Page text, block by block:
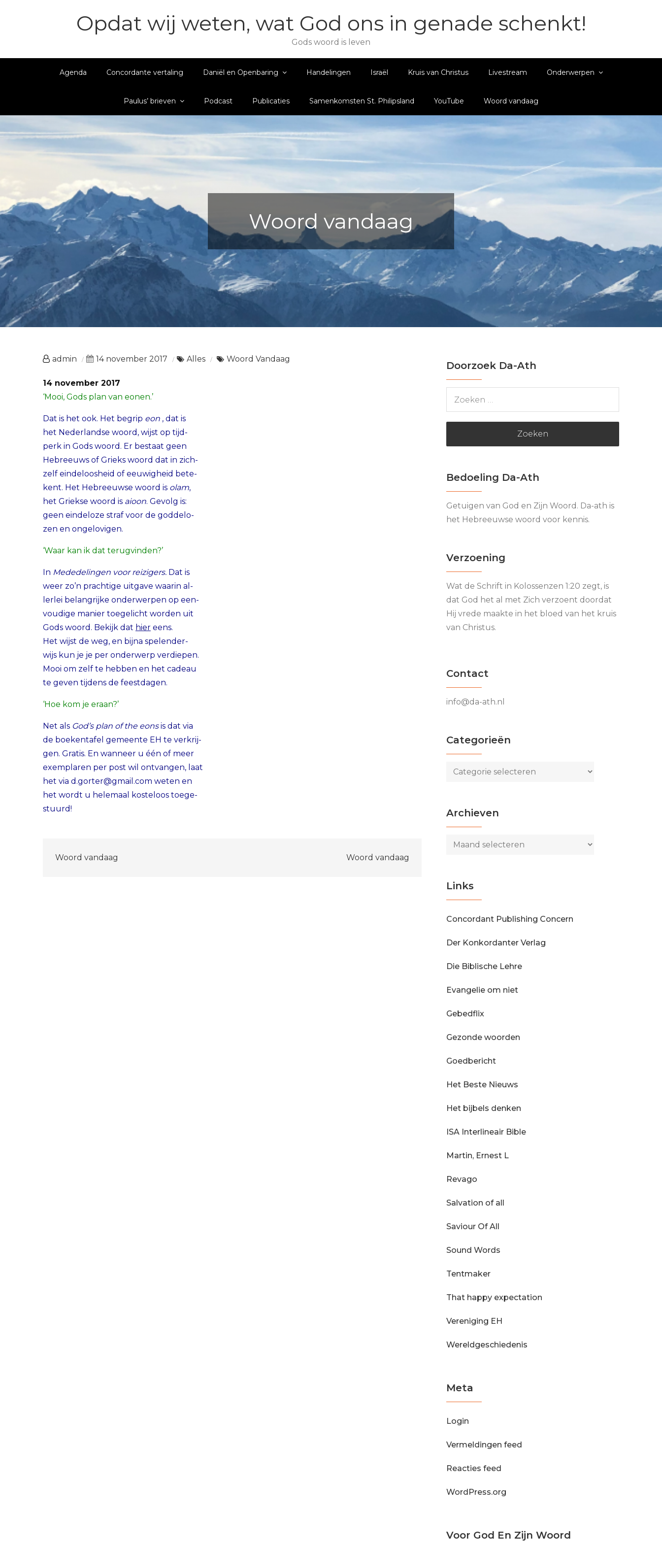
Opdat wij weten, wat God ons in genade schenkt!
Gods woord is leven
Agenda Concordante vertaling Daniël en Openbaring Handelingen Israël Kruis van Christus Livestream Onderwerpen
Paulus’ brieven Podcast Publicaties Samenkomsten St. Philipsland YouTube Woord vandaag
Woord vandaag
admin 14 november 2017 Alles Woord Vandaag
14 november 2017
‘Mooi, Gods plan van eonen.’
Dat is het ook. Het begrip eon , dat is
het Nederlandse woord, wijst op tijd-
perk in Gods woord. Er bestaat geen
Hebreeuws of Grieks woord dat in zich-
zelf eindeloosheid of eeuwigheid bete-
kent. Het Hebreeuwse woord is olam,
het Griekse woord is aioon. Gevolg is:
geen eindeloze straf voor de goddelo-
zen en ongelovigen.
‘Waar kan ik dat terugvinden?’
In Mededelingen voor reizigers. Dat is
weer zo’n prachtige uitgave waarin al-
lerlei belangrijke onderwerpen op een-
voudige manier toegelicht worden uit
Gods woord. Bekijk dat hier eens.
Het wijst de weg, en bijna spelender-
wijs kun je je per onderwerp verdiepen.
Mooi om zelf te hebben en het cadeau
te geven tijdens de feestdagen.
‘Hoe kom je eraan?’
Net als God’s plan of the eonsis dat via
de boekentafel gemeente EH te verkrij-
gen. Gratis. En wanneer u één of meer
exemplaren per post wil ontvangen, laat
het via d.gorter@gmail.com weten en
het wordt u helemaal kosteloos toege-
stuurd!
Bericht
Woord vandaag Woord vandaag
Doorzoek Da-Ath
Bedoeling Da-Ath
Getuigen van God en Zijn Woord. Da-ath is
het Hebreeuwse woord voor kennis.
Verzoening
Wat de Schrift in Kolossenzen 1:20 zegt, is
dat God het al met Zich verzoent doordat
Hij vrede maakte in het bloed van het kruis
van Christus.
Contact
info@da-ath.nl
Categorieën
Categorieën
Archieven
Archieven
Links
Concordant Publishing Concern
Der Konkordanter Verlag
Die Biblische Lehre
Evangelie om niet
Gebedflix
Gezonde woorden
Goedbericht
Het Beste Nieuws
Het bijbels denken
ISA Interlineair Bible
Martin, Ernest L
Revago
Salvation of all
Saviour Of All
Sound Words
Tentmaker
That happy expectation
Vereniging EH
Wereldgeschiedenis
Meta
Login
Vermeldingen feed
Reacties feed
WordPress.org
Voor God En Zijn Woord